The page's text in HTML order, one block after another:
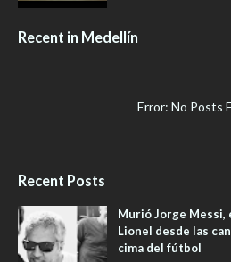
Recent in Medellín
Error: No Posts
Recent Posts
Murió Jorge Messi,
Lionel desde las
cima del fútbol